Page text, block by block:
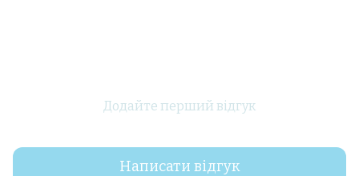
Додайте перший відгук
Написати відгук